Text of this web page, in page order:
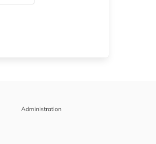
Administration